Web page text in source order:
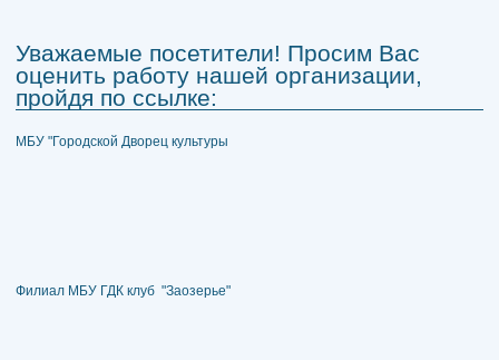
Уважаемые посетители! Просим Вас
оценить работу нашей организации,
пройдя по ссылке:
МБУ "Городской Дворец культуры
Филиал МБУ ГДК клуб "Заозерье"